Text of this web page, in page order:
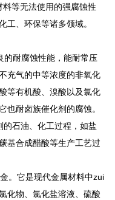
等无法使用的强腐蚀性
工、环保等诸多领域。
的耐腐蚀性能，能耐常压
充气的中等浓度的非氧化
等有机酸、溴酸以及氯化
也耐卤族催化剂的腐蚀。
石油、化工过程，如盐
基合成醋酸等生产工艺过
。它是现代金属材料中zui
化物、氯化盐溶液、硫酸